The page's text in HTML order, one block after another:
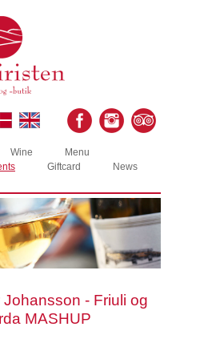
Wine
Menu
Giftcard
News
- Friuli og
MASHUP